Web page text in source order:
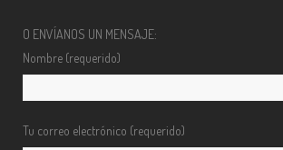
O ENVÍANOS UN MENSAJE:
Nombre (requerido)
Tu correo electrónico (requerido)